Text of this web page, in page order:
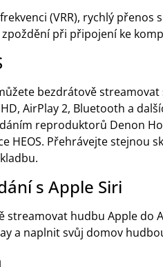
(VRR), rychlý přenos
při připojení ke
bezdrátově
AirPlay 2, Bluetooth a
reproduktorů Denon
HEOS. Přehrávejte stejnou
s Apple Siri
streamovat hudbu Apple do
a naplnit svůj domov